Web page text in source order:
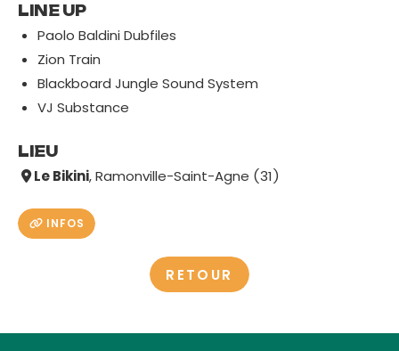
LINE UP
Paolo Baldini Dubfiles
Zion Train
Blackboard Jungle Sound System
VJ Substance
LIEU
Le Bikini, Ramonville-Saint-Agne (31)
INFOS
RETOUR